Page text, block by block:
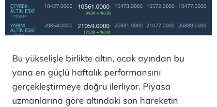
Bu yükselişle birlikte altın, ocak ayından bu
yana en güçlü haftalık performansını
gerçekleştirmeye doğru ilerliyor. Piyasa
uzmanlarına göre altındaki son hareketin